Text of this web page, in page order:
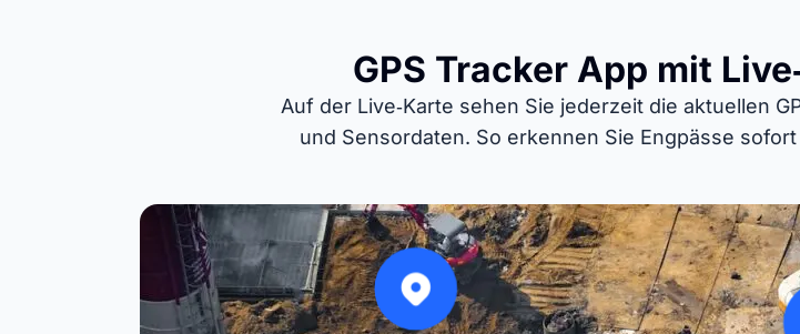
GPS Tracker App mit
Auf der Live‑Karte sehen Sie jederzeit die aktuellen
und Sensordaten. So erkennen Sie Engpässe